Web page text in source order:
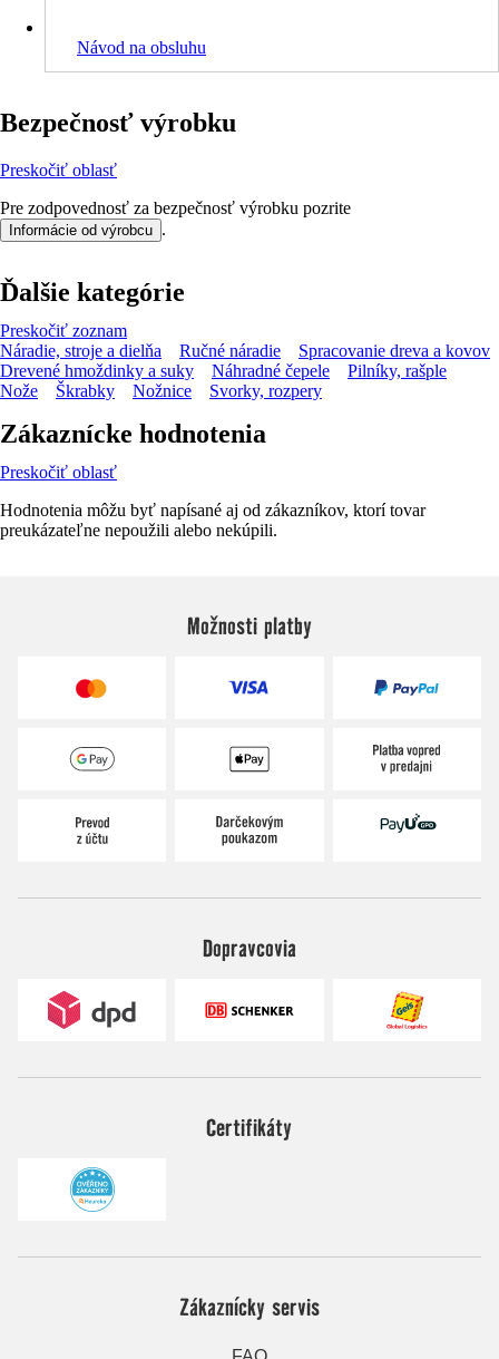
Návod na obsluhu
Bezpečnosť výrobku
Preskočiť oblasť
Pre zodpovednosť za bezpečnosť výrobku pozrite
Informácie od výrobcu .
Ďalšie kategórie
Preskočiť zoznam
Náradie, stroje a dielňa
Ručné náradie
Spracovanie dreva a kovov
Drevené hmoždinky a suky
Náhradné čepele
Pilníky, rašple
Nože
Škrabky Nožnice Svorky, rozpery
Zákaznícke hodnotenia
Preskočiť oblasť
Hodnotenia môžu byť napísané aj od zákazníkov, ktorí tovar
preukázateľne nepoužili alebo nekúpili.
Možnosti platby
Dopravcovia
Certifikáty
Zákaznícky servis